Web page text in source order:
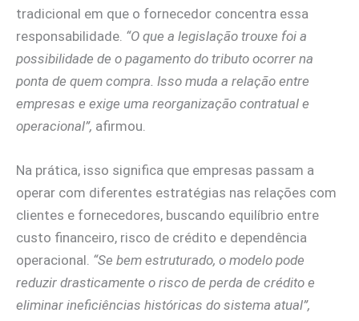
tradicional em que o fornecedor concentra essa
responsabilidade. “O que a legislação trouxe foi a
possibilidade de o pagamento do tributo ocorrer na
ponta de quem compra. Isso muda a relação entre
empresas e exige uma reorganização contratual e
operacional”, afirmou.
Na prática, isso significa que empresas passam a
operar com diferentes estratégias nas relações com
clientes e fornecedores, buscando equilíbrio entre
custo financeiro, risco de crédito e dependência
operacional. “Se bem estruturado, o modelo pode
reduzir drasticamente o risco de perda de crédito e
eliminar ineficiências históricas do sistema atual”,